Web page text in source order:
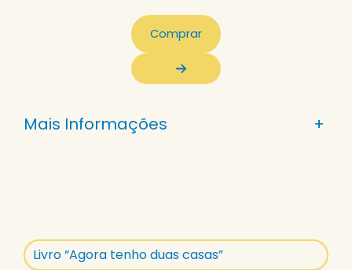
Comprar
Mais Informações +
Livro “Agora tenho duas casas”